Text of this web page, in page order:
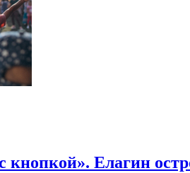
кнопкой». Елагин